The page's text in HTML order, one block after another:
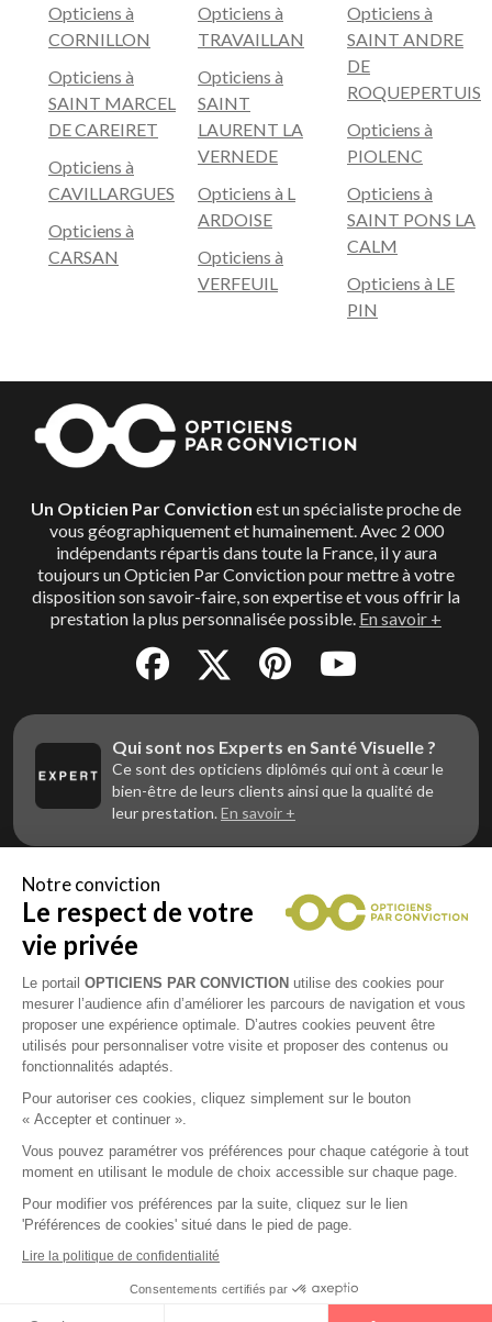
Opticiens à
CORNILLON
Opticiens à
SAINT MARCEL
DE CAREIRET
Opticiens à
CAVILLARGUES
Opticiens à
CARSAN
Opticiens à
TRAVAILLAN
Opticiens à
SAINT
LAURENT LA
VERNEDE
Opticiens à L
ARDOISE
Opticiens à
VERFEUIL
Opticiens à
SAINT ANDRE
DE
ROQUEPERTUIS
Opticiens à
PIOLENC
Opticiens à
SAINT PONS LA
CALM
Opticiens à LE
PIN
Un Opticien Par Conviction est un spécialiste proche de
vous géographiquement et humainement. Avec 2 000
indépendants répartis dans toute la France, il y aura
toujours un Opticien Par Conviction pour mettre à votre
disposition son savoir-faire, son expertise et vous offrir la
prestation la plus personnalisée possible. En savoir +
Qui sont nos Experts en Santé Visuelle ?
Ce sont des opticiens diplômés qui ont à cœur le
bien-être de leurs clients ainsi que la qualité de
leur prestation. En savoir +
Vous êtes un professionnel de la vue et
vous souhaitez nous rejoindre ?
Contactez Alliance Optic, la centrale d’achats et
d’accompagnement des opticiens indépendants
2026 © Opticiens Par Conviction. Tous droits
Notre conviction
Le respect de votre
vie privée
Le portail OPTICIENS PAR CONVICTION utilise des cookies pour
mesurer l’audience afin d’améliorer les parcours de navigation et vous
proposer une expérience optimale. D’autres cookies peuvent être
utilisés pour personnaliser votre visite et proposer des contenus ou
fonctionnalités adaptés.
Pour autoriser ces cookies, cliquez simplement sur le bouton
« Accepter et continuer ».
Vous pouvez paramétrer vos préférences pour chaque catégorie à tout
moment en utilisant le module de choix accessible sur chaque page.
Pour modifier vos préférences par la suite, cliquez sur le lien
'Préférences de cookies' situé dans le pied de page.
Lire la politique de confidentialité
Consentements certifiés par